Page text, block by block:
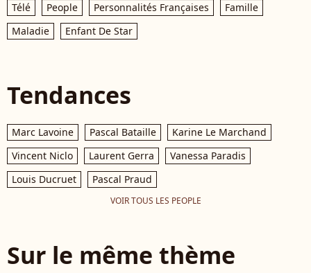
Télé People Personnalités Françaises
Famille
Maladie
Enfant De Star
Tendances
Marc Lavoine Pascal Bataille
Karine Le Marchand
Vincent Niclo
Laurent Gerra
Vanessa Paradis
Louis Ducruet
Pascal Praud
VOIR TOUS LES PEOPLE
Sur le même thème